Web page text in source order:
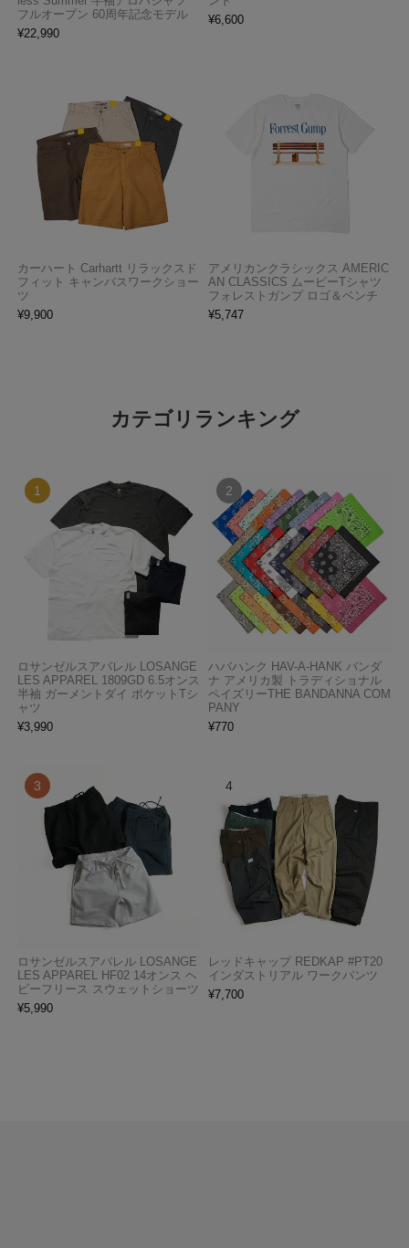
フルオープン 60周年記念モデル
¥22,990
¥6,600
カーハート Carhartt リラックスド
フィット キャンバスワークショー
ツ
¥9,900
アメリカンクラシックス AMERIC
AN CLASSICS ムービーTシャツ
フォレストガンプ ロゴ＆ベンチ
¥5,747
カテゴリランキング
ロサンゼルスアパレル LOSANGE
LES APPAREL 1809GD 6.5オンス
半袖 ガーメントダイ ポケットTシ
ャツ
¥3,990
ハバハンク HAV-A-HANK バンダ
ナ アメリカ製 トラディショナル
ペイズリーTHE BANDANNA COM
PANY
¥770
ロサンゼルスアパレル LOSANGE
LES APPAREL HF02 14オンス ヘ
ビーフリース スウェットショーツ
¥5,990
レッドキャップ REDKAP #PT20
インダストリアル ワークパンツ
¥7,700